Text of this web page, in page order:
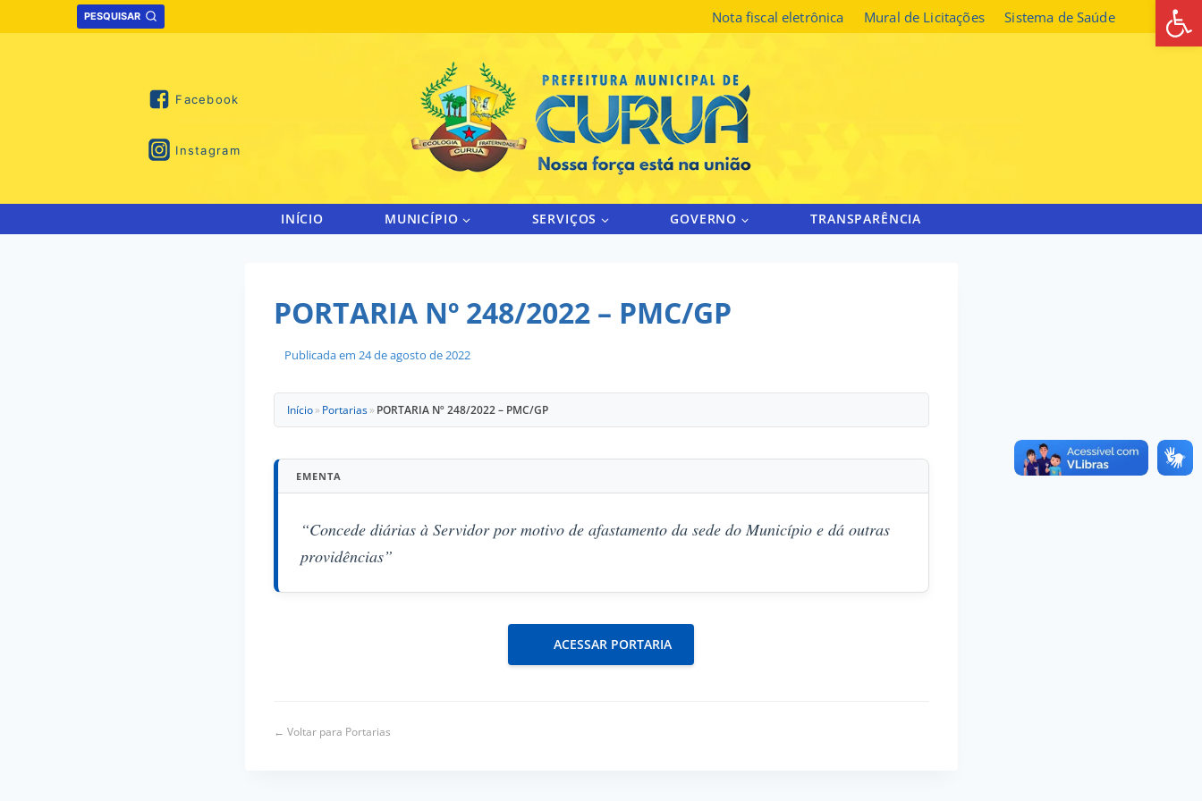
to
PESQUISAR Nota fiscal eletrônica Mural de Licitações Sistema de Saúde
Facebook
Instagram
INÍCIO MUNICÍPIO SERVIÇOS GOVERNO TRANSPARÊNCIA
PORTARIA Nº 248/2022 – PMC/GP
Publicada em 24 de agosto de 2022
Início » Portarias » PORTARIA Nº 248/2022 – PMC/GP
EMENTA
“Concede diárias à Servidor por motivo de afastamento da sede do Município e dá outras
providências”
ACESSAR PORTARIA
← Voltar para Portarias